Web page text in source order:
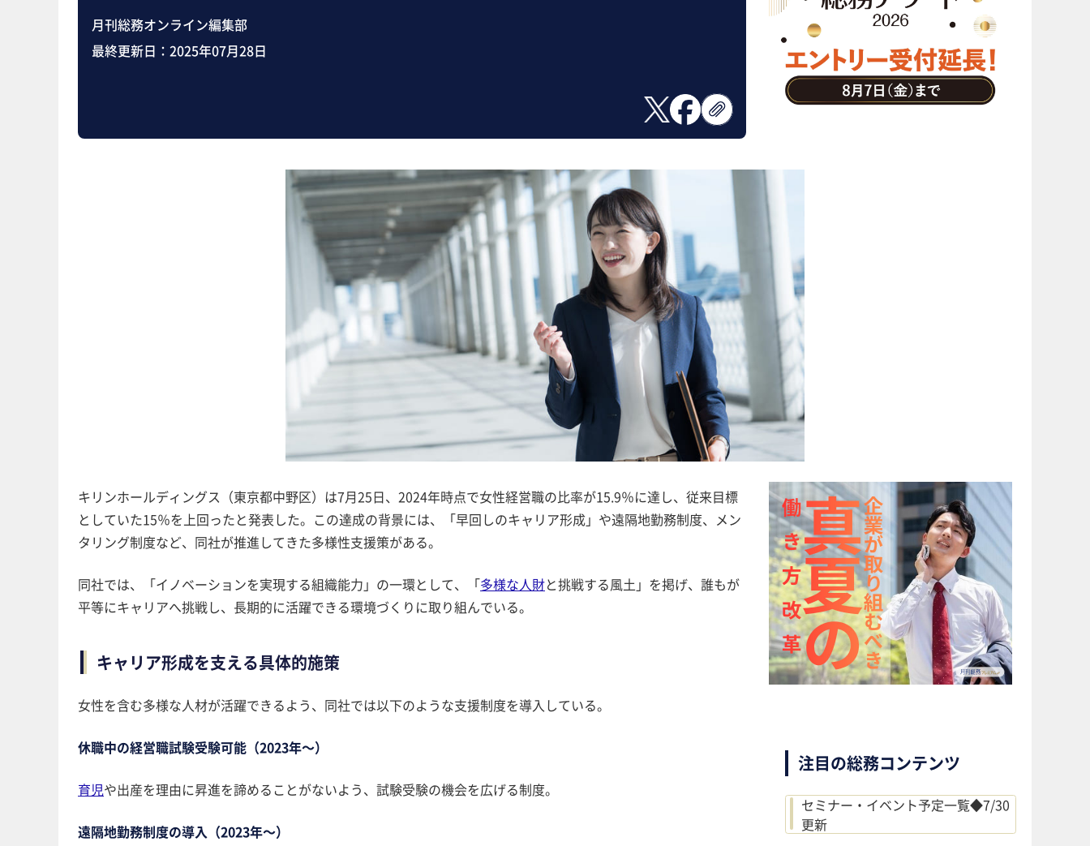
月刊総務オンライン編集部
最終更新日： 2025年07月28日
注目の総務コンテンツ
セミナー・イベント予定一覧◆7/30
更新
キリンホールディングス（東京都中野区）は7月25日、2024年時点で女性経営職の比率が15.9％に達し、従来目標
としていた15％を上回ったと発表した。この達成の背景には、「早回しのキャリア形成」や遠隔地勤務制度、メン
タリング制度など、同社が推進してきた多様性支援策がある。
同社では、「イノベーションを実現する組織能力」の一環として、「多様な人財と挑戦する風土」を掲げ、誰もが
平等にキャリアへ挑戦し、長期的に活躍できる環境づくりに取り組んでいる。
キャリア形成を支える具体的施策
女性を含む多様な人材が活躍できるよう、同社では以下のような支援制度を導入している。
休職中の経営職試験受験可能（2023年～）
育児や出産を理由に昇進を諦めることがないよう、試験受験の機会を広げる制度。
遠隔地勤務制度の導入（2023年～）